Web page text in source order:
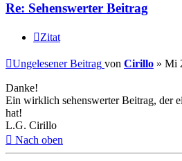
Re: Sehenswerter Beitrag
Zitat
Ungelesener Beitrag von Cirillo » Mi
Danke!
Ein wirklich sehenswerter Beitrag, der
hat!
L.G. Cirillo
Nach oben